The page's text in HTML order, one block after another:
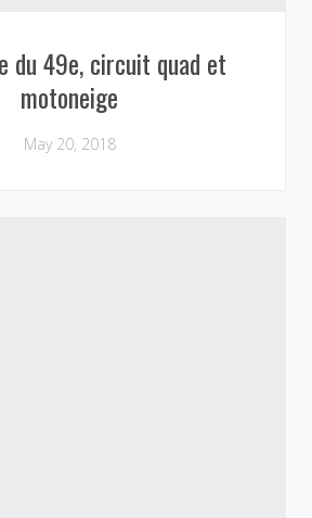
du 49e, circuit quad et
motoneige
May 20, 2018